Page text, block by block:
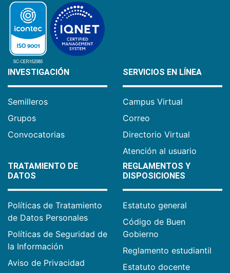
INVESTIGACIÓN
Semilleros
Grupos
Convocatorias
SERVICIOS EN LÍNEA
Campus Virtual
Correo
Directorio Virtual
Atención al usuario
TRATAMIENTO DE
DATOS
Políticas de Tratamiento
de Datos Personales
Políticas de Seguridad de
la Información
Aviso de Privacidad
REGLAMENTOS Y
DISPOSICIONES
Estatuto general
Código de Buen
Gobierno
Reglamento estudiantil
Estatuto docente